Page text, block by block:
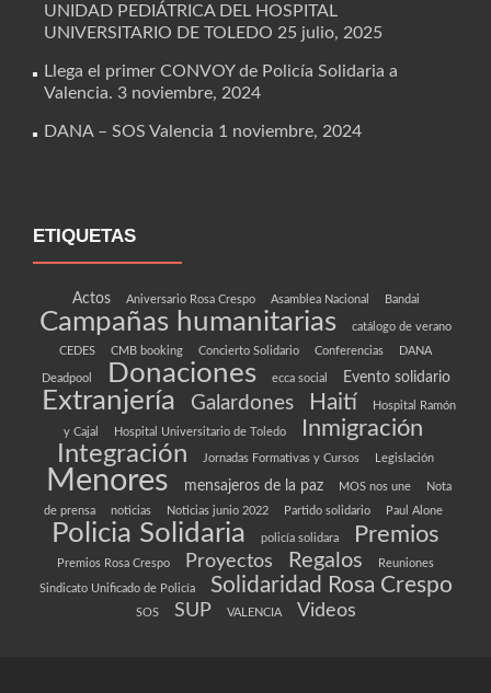
UNIDAD PEDIÁTRICA DEL HOSPITAL
UNIVERSITARIO DE TOLEDO 25 julio, 2025
Llega el primer CONVOY de Policía Solidaria a
Valencia. 3 noviembre, 2024
DANA – SOS Valencia 1 noviembre, 2024
ETIQUETAS
Actos Aniversario Rosa Crespo Asamblea Nacional Bandai
Campañas humanitarias
catálogo de verano
CEDES
CMB booking Concierto Solidario Conferencias DANA
Deadpool Donaciones ecca social Evento solidario
Extranjería Galardones Haití Hospital Ramón
y Cajal Hospital Universitario de Toledo Inmigración
Integración Jornadas Formativas y Cursos Legislación
Menores mensajeros de la paz MOS nos une
Nota
de prensa
noticias Noticias junio 2022 Partido solidario Paul Alone
Policia Solidaria policía solidara Premios
Premios Rosa Crespo Proyectos Regalos Reuniones
Sindicato Unificado de Policía Solidaridad Rosa Crespo
SOS SUP VALENCIA Videos